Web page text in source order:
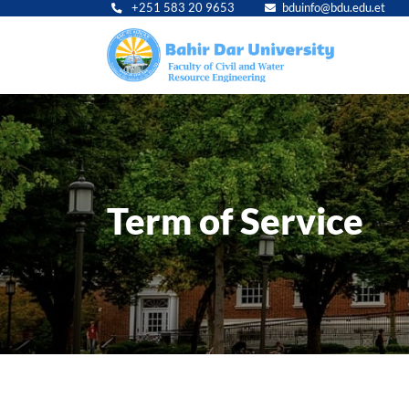
+251 583 20 9653 bduinfo@bdu.edu.et
Term of Service